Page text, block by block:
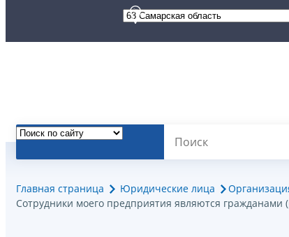
Главная страница Юридические лица
Сотрудники моего предприятия являются гражданами